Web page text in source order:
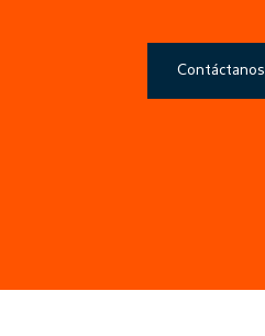
Contáctanos